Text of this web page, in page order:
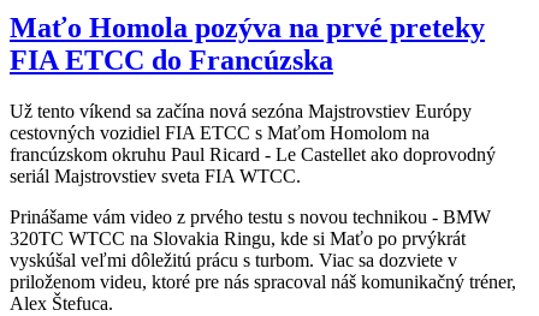
Maťo Homola pozýva na prvé preteky
FIA ETCC do Francúzska
Už tento víkend sa začína nová sezóna Majstrovstiev Európy
cestovných vozidiel FIA ETCC s Maťom Homolom na
francúzskom okruhu Paul Ricard - Le Castellet ako doprovodný
seriál Majstrovstiev sveta FIA WTCC.
Prinášame vám video z prvého testu s novou technikou - BMW
320TC WTCC na Slovakia Ringu, kde si Maťo po prvýkrát
vyskúšal veľmi dôležitú prácu s turbom. Viac sa dozviete v
priloženom videu, ktoré pre nás spracoval náš komunikačný tréner,
Alex Štefuca.